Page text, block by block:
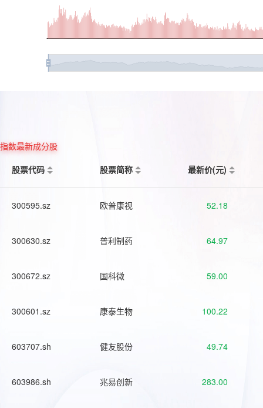
指数最新成分股
股票代码
股票简称 最新价(元)
300595.sz 欧普康视 52.18
300630.sz 普利制药 64.97
300672.sz 国科微 59.00
300601.sz 康泰生物 100.22
603707.sh 健友股份 49.74
603986.sh 兆易创新 283.00